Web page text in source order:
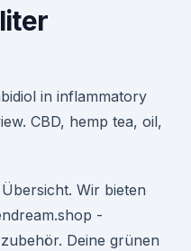
in inflammatory
CBD, hemp tea, oil,
Wir bieten
-
Deine grünen